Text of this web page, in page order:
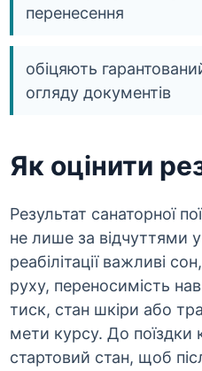
перенесення
обіцяють
огляду документів
Як оцінити
Результат санаторної
не лише за відчуттями
реабілітації важливі
руху, переносимість
тиск, стан шкіри або
мети курсу. До поїздки
стартовий стан, щоб